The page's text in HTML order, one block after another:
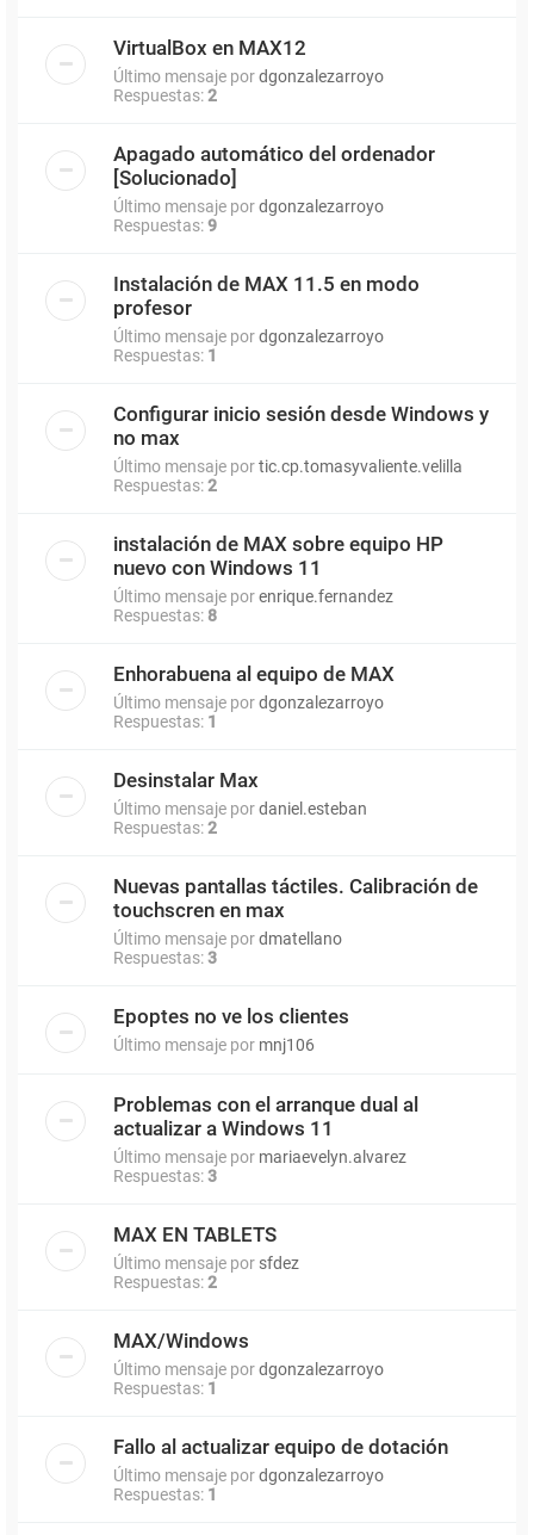
VirtualBox en MAX12
Último mensaje pordgonzalezarroyo
Respuestas:2
Apagado automático del ordenador
[Solucionado]
Último mensaje pordgonzalezarroyo
Respuestas:9
Instalación de MAX 11.5 en modo
profesor
Último mensaje pordgonzalezarroyo
Respuestas: 1
Configurar inicio sesión desde Windows y
no max
Último mensaje portic.cp.tomasyvaliente.velilla
Respuestas:2
instalación de MAX sobre equipo HP
nuevo con Windows 11
Último mensaje porenrique.fernandez
Respuestas: 8
Enhorabuena al equipo de MAX
Último mensaje pordgonzalezarroyo
Respuestas: 1
Desinstalar Max
Último mensaje pordaniel.esteban
Respuestas:2
Nuevas pantallas táctiles. Calibración de
touchscren en max
Último mensaje pordmatellano
Respuestas:3
Epoptes no ve los clientes
Último mensaje por mnj106
Problemas con el arranque dual al
actualizar a Windows 11
Último mensaje por mariaevelyn.alvarez
Respuestas:3
MAX EN TABLETS
Último mensaje por sfdez
Respuestas:2
MAX/Windows
Último mensaje pordgonzalezarroyo
Respuestas: 1
Fallo al actualizar equipo de dotación
Último mensaje pordgonzalezarroyo
Respuestas: 1